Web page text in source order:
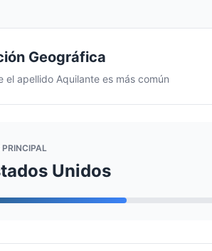
Geográfica
el apellido Aquilante es más común
PRINCIPAL
Unidos